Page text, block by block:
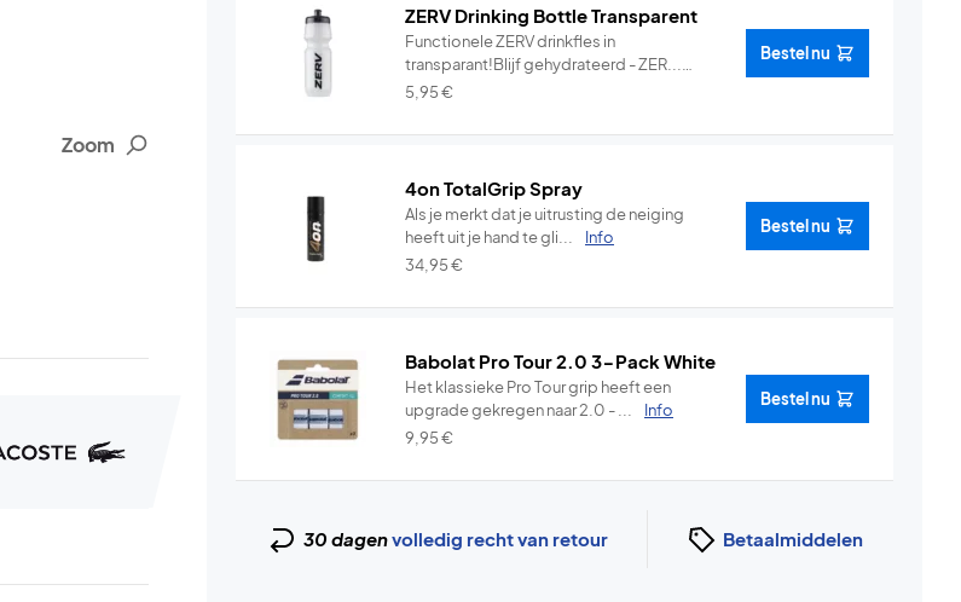
Zoom
ZERV Drinking Bottle Transparent
Functionele ZERV drinkfles in
transparant!Blijf gehydrateerd - ZER...
Info
5,95€
Bestel nu
4on TotalGrip Spray
Als je merkt dat je uitrusting de neiging
heeft uit je hand te gli...
Info
34,95€
Bestel nu
Babolat Pro Tour 2.0 3-Pack White
Het klassieke Pro Tour grip heeft een
upgrade gekregen naar 2.0 - ...
Info
9,95€
Bestel nu
30 dagenvolledig recht van retour Betaalmiddelen